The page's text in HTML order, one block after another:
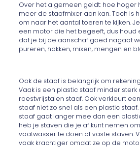
Over het algemeen geldt: hoe hoger
meer de staafmixer aan kan. Toch is
om naar het aantal toeren te kijken.
een motor die het begeeft, dus houd
dat je bij de aanschaf goed nagaat
pureren, hakken, mixen, mengen en
Ook de staaf is belangrijk om
Vaak is een plastic staaf minder sterk
roestvrijstalen staaf. Ook verkleurt
staaf niet zo snel als een plastic
staaf gaat langer mee dan een
heb je staven die je af kunt nemen
vaatwasser te doen of vaste staven.
vaak krachtiger omdat ze op de